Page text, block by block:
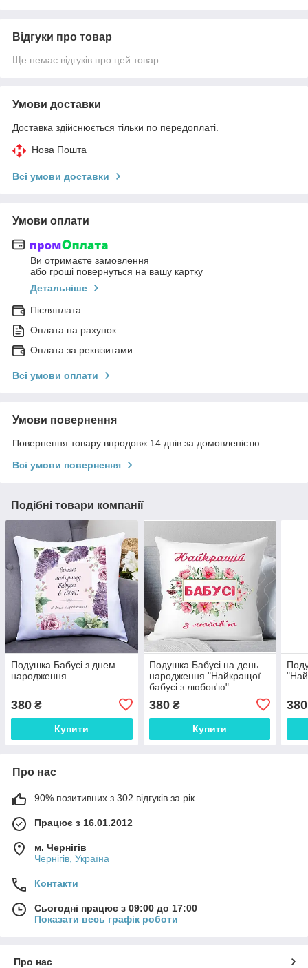
Відгуки про товар
Ще немає відгуків про цей товар
Умови доставки
Доставка здійснюється тільки по передоплаті.
Нова Пошта
Всі умови доставки
Умови оплати
Ви отримаєте замовлення
або гроші повернуться на вашу картку
Детальніше
Післяплата
Оплата на рахунок
Оплата за реквізитами
Всі умови оплати
Умови повернення
Повернення товару впродовж 14 днів за домовленістю
Всі умови повернення
Подібні товари компанії
Подушка Бабусі з днем
народження
380 ₴
Купити
Подушка Бабусі на день
народження "Найкращої
бабусі з любов'ю"
380₴
Купити
380
Про нас
90% позитивних з 302 відгуків за рік
Працює з 16.01.2012
м. Чернігів
Чернігів, Україна
Контакти
Сьогодні працює з 09:00 до 17:00
Показати весь графік роботи
Про нас